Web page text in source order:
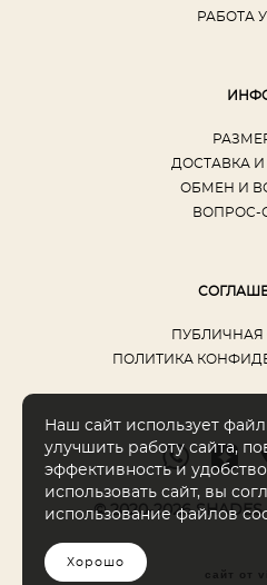
РАБОТА
ДОСТАВКА
ОБМЕН И
ВОПРОС-
ПУБЛИЧНАЯ
ПОЛИТИКА
© 2020-2026 SHADES
сайт от
Наш сайт использует
улучшить работу сайта,
эффективность и
использовать сайт, вы
использование файлов
Хорошо